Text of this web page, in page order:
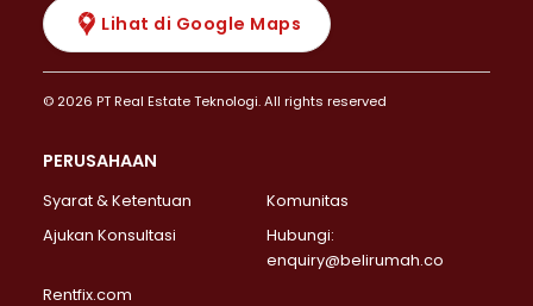
Lihat di Google Maps
© 2026 PT Real Estate Teknologi. All rights reserved
PERUSAHAAN
Syarat & Ketentuan
Komunitas
Ajukan Konsultasi
Hubungi:
enquiry@belirumah.co
Rentfix.com